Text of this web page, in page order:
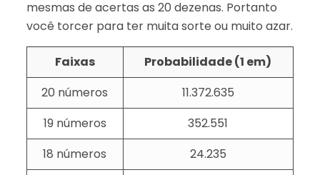
mesmas de acertas as 20 dezenas. Portanto
você torcer para ter muita sorte ou muito azar.
Faixas
Probabilidade (1 em)
20 números
11.372.635
19 números
352.551
18 números
24.235